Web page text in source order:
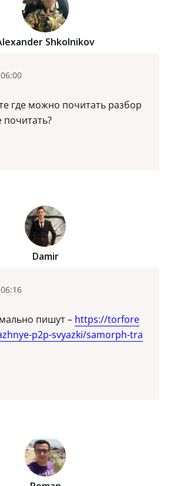
Shkolnikov
где можно почитать разбор
Damir
пишут – https://torfore
p2p-svyazki/samorph-tra